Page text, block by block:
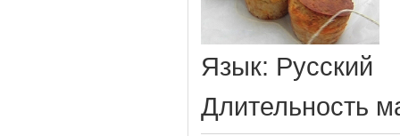
Язык: Русский
Длительность